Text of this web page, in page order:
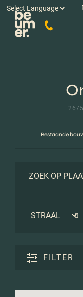
Bestaande
FILTER